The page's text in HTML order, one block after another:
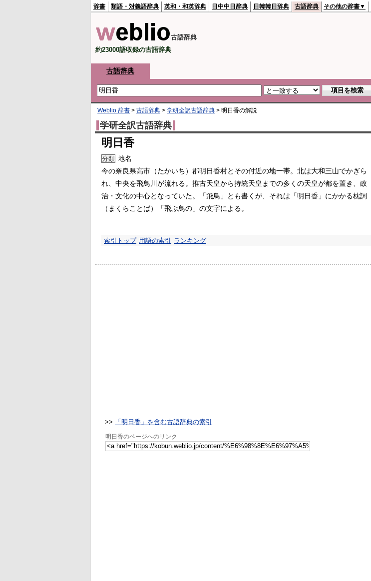
辞書 類語・対義語辞典 英和・和英辞典 日中中日辞典 日韓韓日辞典 古語辞典 その他の辞書▼
古語辞典
約23000語収録の古語辞典
古語辞典
Weblio 辞書 > 古語辞典 > 学研全訳古語辞典 > 明日香の解説
学研全訳古語辞典
明日香
分類 地名
今の奈良県高市（たかいち）郡明日香村とその付近の地一帯。北は大和三山でかぎら
れ、中央を飛鳥川が流れる。推古天皇から持統天皇までの多くの天皇が都を置き、政
治・文化の中心となっていた。「飛鳥」とも書くが、それは「明日香」にかかる枕詞
（まくらことば）「飛ぶ鳥の」の文字による。
索引トップ 用語の索引 ランキング
>> 「明日香」を含む古語辞典の索引
明日香のページへのリンク